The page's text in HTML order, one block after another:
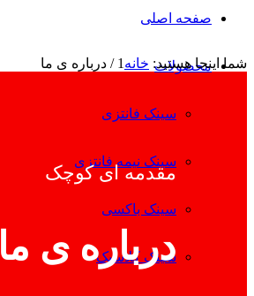
صفحه اصلی
محصولات
سینک فانتزی
سینک نیمه فانتزی
سینک باکسی
سینک کلاسیک
شما اینجا هستید: خانه 1
/ درباره ی ما
مقدمه ای کوچک
درباره ی ما